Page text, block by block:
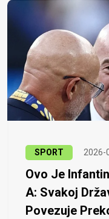
SPORT 2026-
Ovo Je
A: Svakoj
Povezuje